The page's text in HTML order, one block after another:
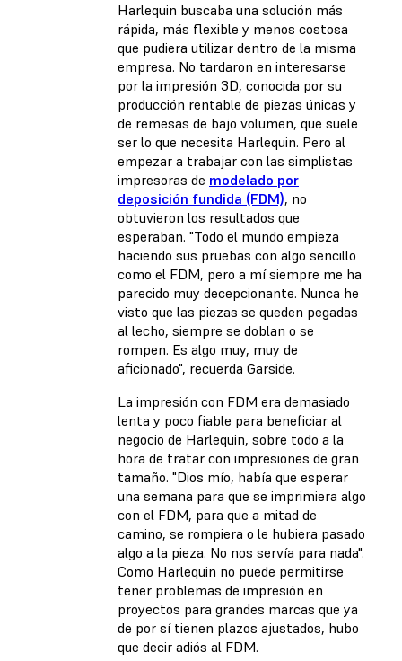
Harlequin buscaba una solución más
rápida, más flexible y menos costosa
que pudiera utilizar dentro de la misma
empresa. No tardaron en interesarse
por la impresión 3D, conocida por su
producción rentable de piezas únicas y
de remesas de bajo volumen, que suele
ser lo que necesita Harlequin. Pero al
empezar a trabajar con las simplistas
impresoras de modelado por
deposición fundida (FDM), no
obtuvieron los resultados que
esperaban. "Todo el mundo empieza
haciendo sus pruebas con algo sencillo
como el FDM, pero a mí siempre me ha
parecido muy decepcionante. Nunca he
visto que las piezas se queden pegadas
al lecho, siempre se doblan o se
rompen. Es algo muy, muy de
aficionado", recuerda Garside.
La impresión con FDM era demasiado
lenta y poco fiable para beneficiar al
negocio de Harlequin, sobre todo a la
hora de tratar con impresiones de gran
tamaño. "Dios mío, había que esperar
una semana para que se imprimiera algo
con el FDM, para que a mitad de
camino, se rompiera o le hubiera pasado
algo a la pieza. No nos servía para nada".
Como Harlequin no puede permitirse
tener problemas de impresión en
proyectos para grandes marcas que ya
de por sí tienen plazos ajustados, hubo
que decir adiós al FDM.